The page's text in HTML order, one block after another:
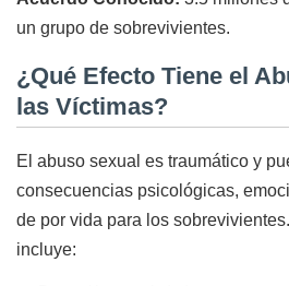
un grupo de sobrevivientes.
¿Qué Efecto Tiene el
las Víctimas?
El abuso sexual es traumático y
consecuencias psicológicas,
de por vida para los
incluye: